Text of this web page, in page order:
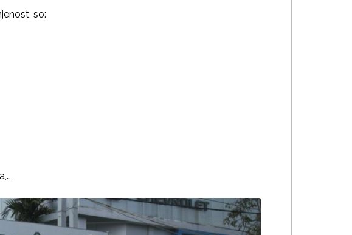
so: